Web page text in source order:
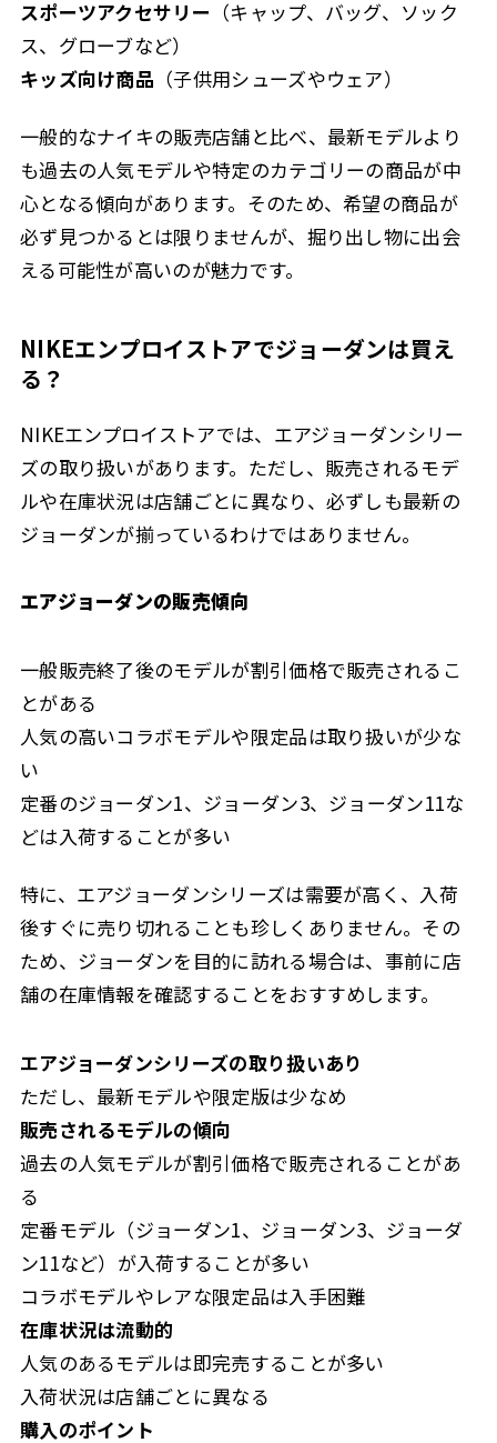
スポーツアクセサリー （キャップ、バッグ、ソック
ス、グローブなど）
キッズ向け商品 （子供用シューズやウェア）
一般的なナイキの販売店舗と比べ、最新モデルより
も過去の人気モデルや特定のカテゴリーの商品が中
心となる傾向があります。そのため、希望の商品が
必ず見つかるとは限りませんが、掘り出し物に出会
える可能性が高いのが魅力です。
NIKEエンプロイストアでジョーダンは買え
る？
NIKEエンプロイストアでは、エアジョーダンシリー
ズの取り扱いがあります。ただし、販売されるモデ
ルや在庫状況は店舗ごとに異なり、必ずしも最新の
ジョーダンが揃っているわけではありません。
エアジョーダンの販売傾向
一般販売終了後のモデルが割引価格で販売されるこ
とがある
人気の高いコラボモデルや限定品は取り扱いが少な
い
定番のジョーダン1、ジョーダン3、ジョーダン11な
どは入荷することが多い
特に、エアジョーダンシリーズは需要が高く、入荷
後すぐに売り切れることも珍しくありません。その
ため、ジョーダンを目的に訪れる場合は、事前に店
舗の在庫情報を確認することをおすすめします。
エアジョーダンシリーズの取り扱いあり
ただし、最新モデルや限定版は少なめ
販売されるモデルの傾向
過去の人気モデルが割引価格で販売されることがあ
る
定番モデル（ジョーダン1、ジョーダン3、ジョーダ
ン11など）が入荷することが多い
コラボモデルやレアな限定品は入手困難
在庫状況は流動的
人気のあるモデルは即完売することが多い
入荷状況は店舗ごとに異なる
購入のポイント